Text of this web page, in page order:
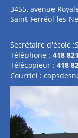
3455, avenue
Saint-Ferréol-les-
Secrétaire d'école
Téléphone : 418
Télécopieur : 418
Courriel :